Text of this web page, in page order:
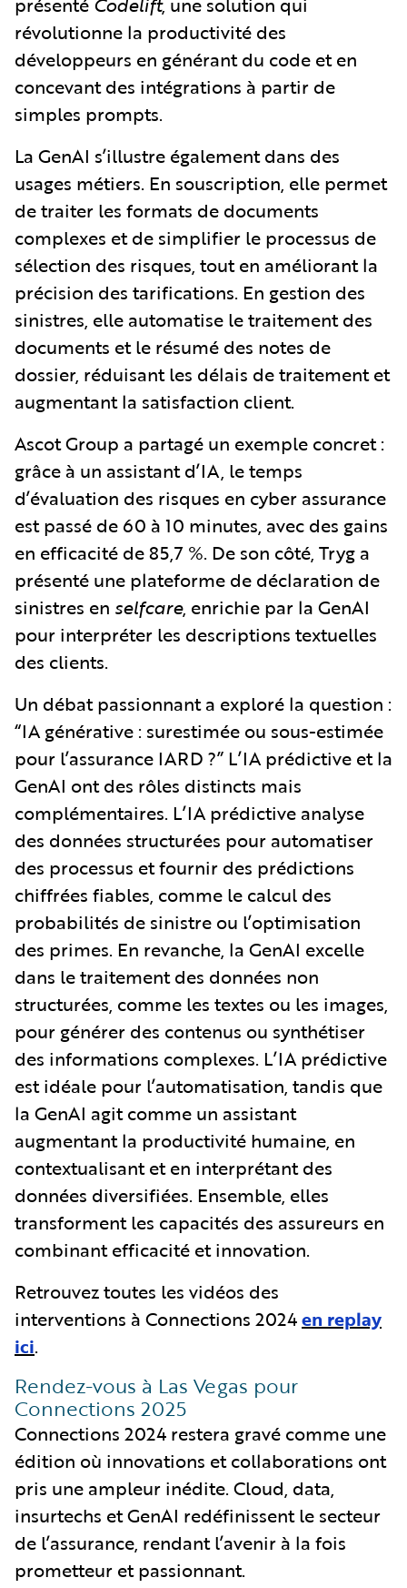
révolutionne la productivité des
développeurs en générant du code et en
concevant des intégrations à partir de
simples prompts.
La GenAI s’illustre également dans des
usages métiers. En souscription, elle permet
de traiter les formats de documents
complexes et de simplifier le processus de
sélection des risques, tout en améliorant la
précision des tarifications. En gestion des
sinistres, elle automatise le traitement des
documents et le résumé des notes de
dossier, réduisant les délais de traitement et
augmentant la satisfaction client.
Ascot Group a partagé un exemple concret :
grâce à un assistant d’IA, le temps
d’évaluation des risques en cyber assurance
est passé de 60 à 10 minutes, avec des gains
en efficacité de 85,7 %. De son côté, Tryg a
présenté une plateforme de déclaration de
sinistres en selfcare, enrichie par la GenAI
pour interpréter les descriptions textuelles
des clients.
Un débat passionnant a exploré la question :
“IA générative : surestimée ou sous-estimée
pour l’assurance IARD ?” L’IA prédictive et la
GenAI ont des rôles distincts mais
complémentaires. L’IA prédictive analyse
des données structurées pour automatiser
des processus et fournir des prédictions
chiffrées fiables, comme le calcul des
probabilités de sinistre ou l’optimisation
des primes. En revanche, la GenAI excelle
dans le traitement des données non
structurées, comme les textes ou les images,
pour générer des contenus ou synthétiser
des informations complexes. L’IA prédictive
est idéale pour l’automatisation, tandis que
la GenAI agit comme un assistant
augmentant la productivité humaine, en
contextualisant et en interprétant des
données diversifiées. Ensemble, elles
transforment les capacités des assureurs en
combinant efficacité et innovation.
Retrouvez toutes les vidéos des
interventions à Connections 2024en replay
ici.
Rendez-vous à Las Vegas pour
Connections 2025
Connections 2024 restera gravé comme une
édition où innovations et collaborations ont
pris une ampleur inédite. Cloud, data,
insurtechs et GenAI redéfinissent le secteur
de l’assurance, rendant l’avenir à la fois
prometteur et passionnant.